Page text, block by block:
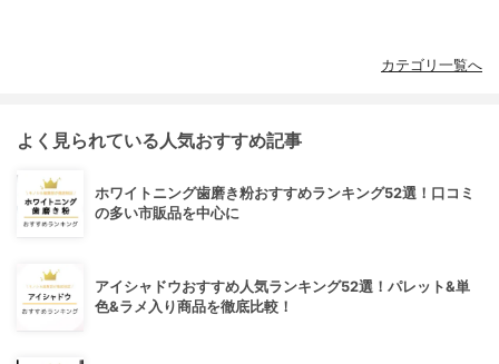
カテゴリ一覧へ
よく見られている人気おすすめ記事
ホワイトニング歯磨き粉おすすめランキング52選！口コミ
の多い市販品を中心に
アイシャドウおすすめ人気ランキング52選！パレット&単
色&ラメ入り商品を徹底比較！